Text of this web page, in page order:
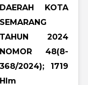
DAERAH KOTA
SEMARANG
TAHUN 2024
NOMOR 48(8-
368/2024); 1719
Hlm